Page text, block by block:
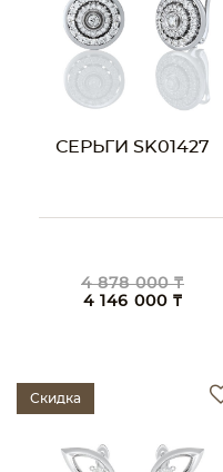
СЕРЬГИ SK01427
4 878 000 ₸
4 146 000 ₸
Скидка